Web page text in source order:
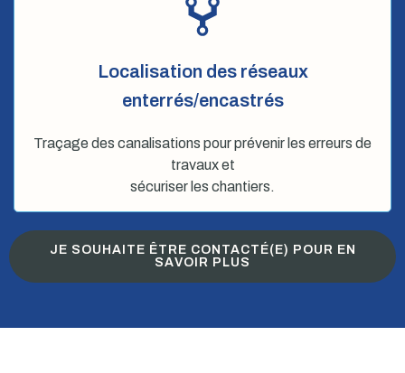
Localisation des réseaux
enterrés/encastrés
Traçage des canalisations pour prévenir les erreurs de
travaux et
sécuriser les chantiers.
JE SOUHAITE ÊTRE CONTACTÉ(E) POUR EN
SAVOIR PLUS